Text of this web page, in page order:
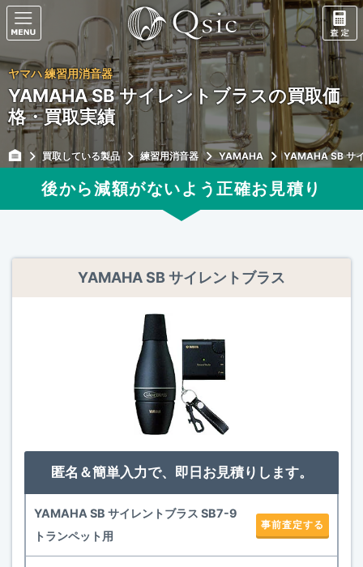
ヤマハ 練習用消音器
YAMAHA SB サイレントブラスの買取価
格・買取実績
買取している製品 練習用消音器 YAMAHA YAMAHA SB サ
後から減額がないよう正確お見積り
YAMAHA SB サイレントブラス
匿名＆簡単入力で、即日お見積りします。
YAMAHA SB サイレントブラス SB7-9
トランペット用
事前査定する